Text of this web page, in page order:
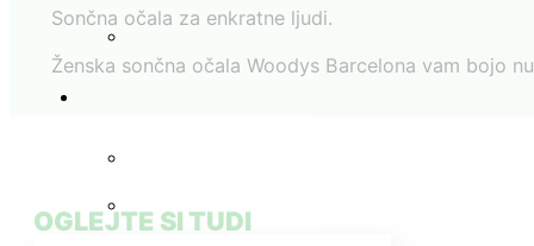
Sončna očala za enkratne ljudi.
Ženska sončna očala Woodys Barcelona vam bojo
OGLEJTE SI TUDI